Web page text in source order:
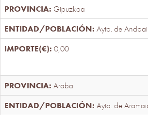
Gipuzkoa
Ayto. de
0,00
Araba
Ayto. de